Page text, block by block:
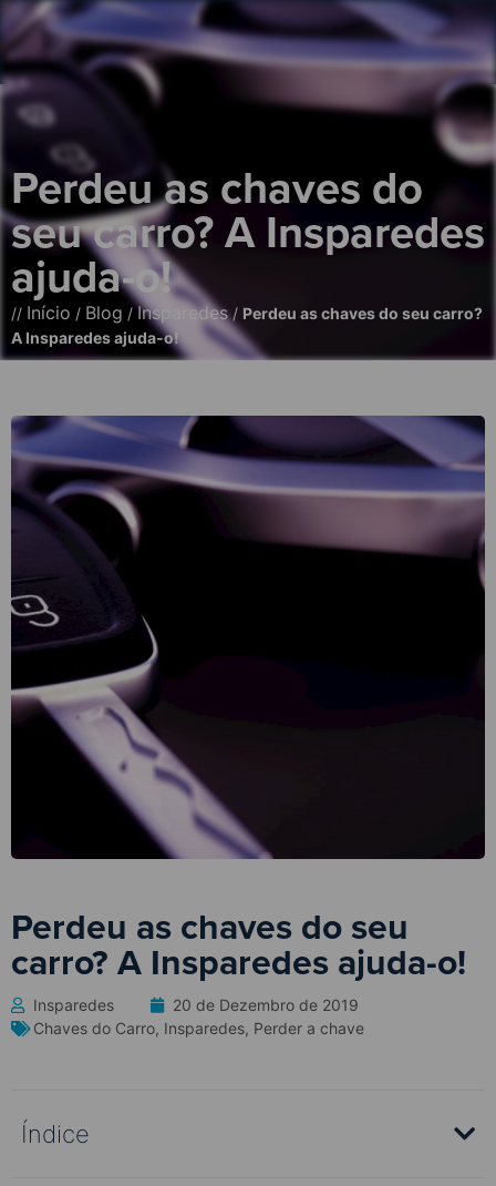
Perdeu as chaves do
seu carro? A Insparedes
ajuda-o!
// Início / Blog /Insparedes/ Perdeu as chaves do seu carro?
A Insparedes ajuda-o!
Perdeu as chaves do seu
carro? A Insparedes ajuda-o!
Insparedes
20 de Dezembro de 2019
Chaves do Carro, Insparedes, Perder a chave
Índice